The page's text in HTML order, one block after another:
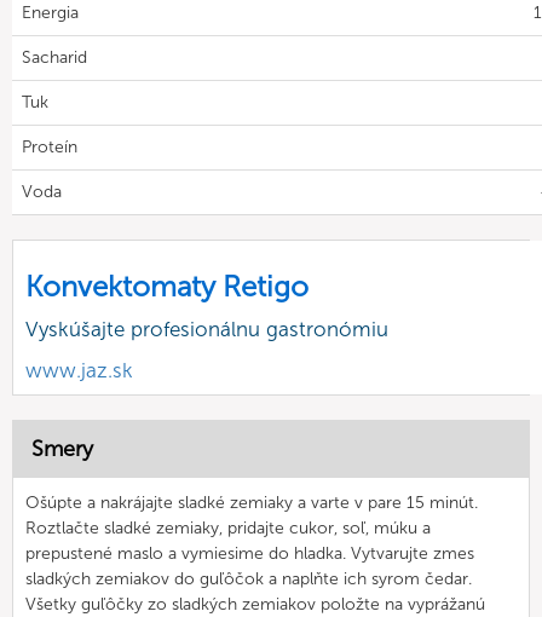
Energia
Sacharid
Tuk
Proteín
Voda
Konvektomaty Retigo
Vyskúšajte profesionálnu gastronómiu
www.jaz.sk
Smery
Ošúpte a nakrájajte sladké zemiaky a varte v pare 15 minút.
Roztlačte sladké zemiaky, pridajte cukor, soľ, múku a
prepustené maslo a vymiesime do hladka. Vytvarujte zmes
sladkých zemiakov do guľôčok a naplňte ich syrom čedar.
Všetky guľôčky zo sladkých zemiakov položte na vyprážanú